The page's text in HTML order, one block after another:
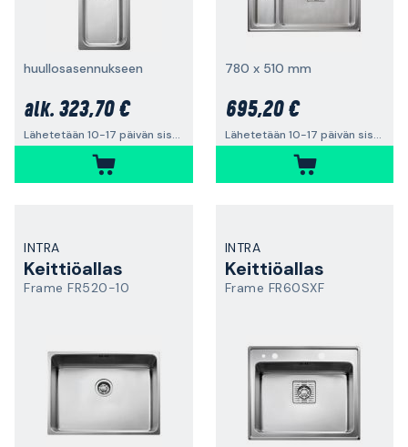
huullosasennukseen
alk. 323,70 €
Lähetetään 10-17 päivän sisällä
780 x 510 mm
695,20 €
Lähetetään 10-17 päivän sisällä
INTRA
Keittiöallas
Frame FR520-10
INTRA
Keittiöallas
Frame FR60SXF